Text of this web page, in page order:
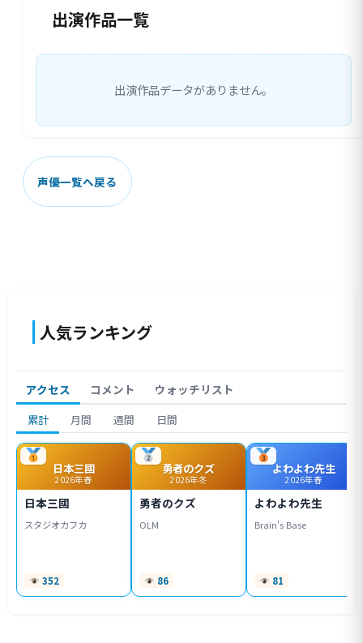
出演作品一覧
出演作品データがありません。
声優一覧へ戻る
人気ランキング
アクセス コメント ウォッチリスト
累計 月間 週間 日間
日本三國
2026年春
日本三國
スタジオカフカ
352
勇者のクズ
2026年冬
勇者のクズ
OLM
86
よわよわ先生
2026年春
よわよわ先生
Brain's Base
81